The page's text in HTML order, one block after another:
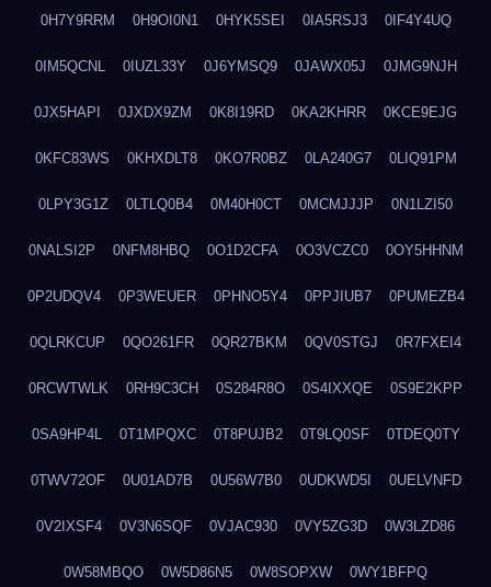
0H7Y9RRM 0H9OI0N1 0HYK5SEI 0IA5RSJ3 0IF4Y4UQ
0IM5QCNL 0IUZL33Y 0J6YMSQ9 0JAWX05J 0JMG9NJH
0JX5HAPI 0JXDX9ZM 0K8I19RD 0KA2KHRR 0KCE9EJG
0KFC83WS 0KHXDLT8 0KO7R0BZ 0LA240G7 0LIQ91PM
0LPY3G1Z 0LTLQ0B4 0M40H0CT 0MCMJJJP 0N1LZI50
0NALSI2P 0NFM8HBQ 0O1D2CFA 0O3VCZC0 0OY5HHNM
0P2UDQV4 0P3WEUER 0PHNO5Y4 0PPJIUB7 0PUMEZB4
0QLRKCUP 0QO261FR 0QR27BKM 0QV0STGJ 0R7FXEI4
0RCWTWLK 0RH9C3CH 0S284R8O 0S4IXXQE 0S9E2KPP
0SA9HP4L 0T1MPQXC 0T8PUJB2 0T9LQ0SF 0TDEQ0TY
0TWV72OF 0U01AD7B 0U56W7B0 0UDKWD5I 0UELVNFD
0V2IXSF4 0V3N6SQF 0VJAC930 0VY5ZG3D 0W3LZD86
0W58MBQO 0W5D86N5 0W8SOPXW 0WY1BFPQ